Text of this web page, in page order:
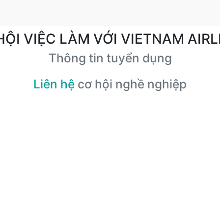
VIỆC LÀM VỚI VIETNAM
Thông tin tuyển dụng
Liên hệ cơ hội nghề nghiệp